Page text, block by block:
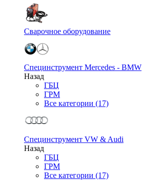
Сварочное оборудование
Специнструмент Mercedes - BMW
Назад
ГБЦ
ГРМ
Все категории (17)
Специнструмент VW & Audi
Назад
ГБЦ
ГРМ
Все категории (17)